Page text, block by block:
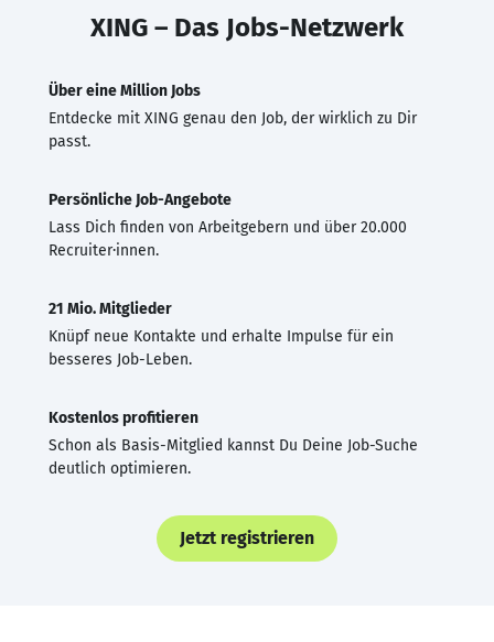
XING – Das Jobs-Netzwerk
Über eine Million Jobs
Entdecke mit XING genau den Job, der wirklich zu Dir
passt.
Persönliche Job-Angebote
Lass Dich finden von Arbeitgebern und über 20.000
Recruiter·innen.
21 Mio. Mitglieder
Knüpf neue Kontakte und erhalte Impulse für ein
besseres Job-Leben.
Kostenlos profitieren
Schon als Basis-Mitglied kannst Du Deine Job-Suche
deutlich optimieren.
Jetzt registrieren